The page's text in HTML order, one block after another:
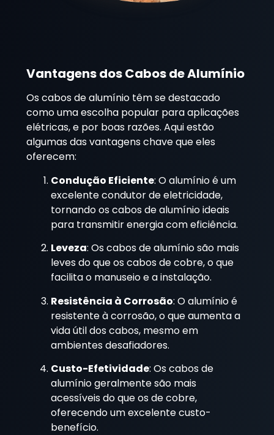
Vantagens dos Cabos de Alumínio
Os cabos de alumínio têm se destacado
como uma escolha popular para aplicações
elétricas, e por boas razões. Aqui estão
algumas das vantagens chave que eles
oferecem:
Condução Eficiente: O alumínio é um
excelente condutor de eletricidade,
tornando os cabos de alumínio ideais
para transmitir energia com eficiência.
Leveza: Os cabos de alumínio são mais
leves do que os cabos de cobre, o que
facilita o manuseio e a instalação.
Resistência à Corrosão: O alumínio é
resistente à corrosão, o que aumenta a
vida útil dos cabos, mesmo em
ambientes desafiadores.
Custo-Efetividade: Os cabos de
alumínio geralmente são mais
acessíveis do que os de cobre,
oferecendo um excelente custo-
benefício.